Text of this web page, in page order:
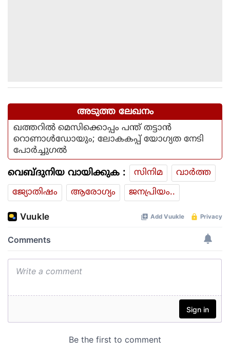
അടുത്ത ലേഖനം
ഖത്തറില്‍ മെസിക്കൊപ്പം പന്ത് തട്ടാന്‍
റൊണാള്‍ഡോയും; ലോകകപ്പ് യോഗ്യത നേടി
പോര്‍ച്ചുഗല്‍
വെബ്ദുനിയ വായിക്കുക : സിനിമ
വാര്‍ത്ത
ജ്യോതിഷം
ആരോഗ്യം ജനപ്രിയം..